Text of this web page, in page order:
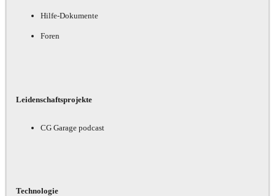
Hilfe-Dokumente
Foren
Leidenschaftsprojekte
CG Garage podcast
Technologie